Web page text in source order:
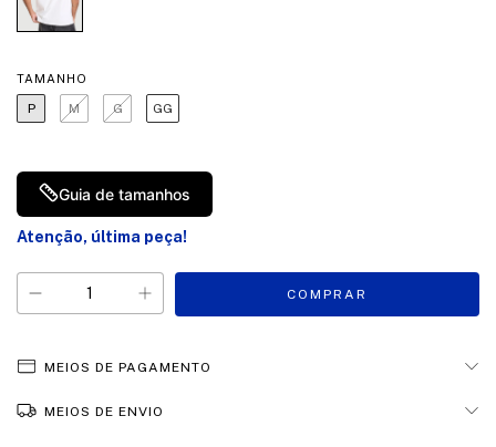
TAMANHO
P M G GG
Guia de tamanhos
Atenção, última peça!
MEIOS DE PAGAMENTO
MEIOS DE ENVIO